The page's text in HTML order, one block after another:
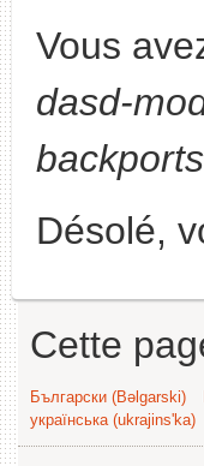
Vous
dasd-
backports
Désolé,
Cette
Български (Bəlgarski)
українська (ukrajins'ka)